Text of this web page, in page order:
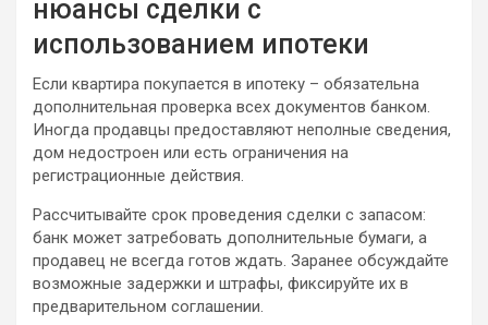
нюансы сделки с
использованием ипотеки
Если квартира покупается в ипотеку – обязательна
дополнительная проверка всех документов банком.
Иногда продавцы предоставляют неполные сведения,
дом недостроен или есть ограничения на
регистрационные действия.
Рассчитывайте срок проведения сделки с запасом:
банк может затребовать дополнительные бумаги, а
продавец не всегда готов ждать. Заранее обсуждайте
возможные задержки и штрафы, фиксируйте их в
предварительном соглашении.